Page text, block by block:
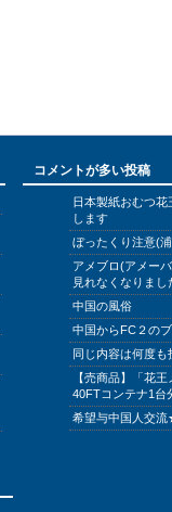
コメントが多い投稿
日本製紙おむつ
します
ぼったくり注意(
アメブロ(アメー
見れなくなりまし
中国の風俗
中国からFC２の
同じ内容は何度
【売商品】「花
40FTコンテナ1台
希望与中国人交